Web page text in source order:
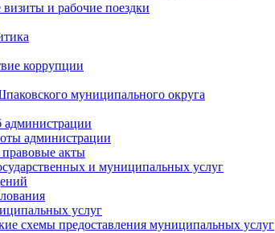
и рабочие поездки
коррупции
муниципального округа
администрации
акты
и муниципальных услуг
услуг
схемы предоставления муниципальных услуг